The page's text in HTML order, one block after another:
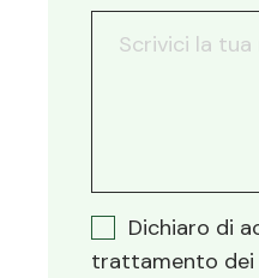
Dichiaro di
trattamento dei